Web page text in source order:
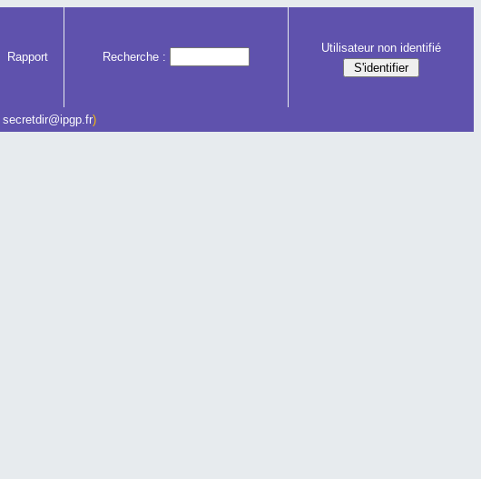
Rapport Recherche :
Utilisateur non identifié
secretdir@ipgp.fr)